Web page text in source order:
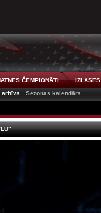
ČEMPIONĀTI IZLASES
arhīvs Sezonas kalendārs